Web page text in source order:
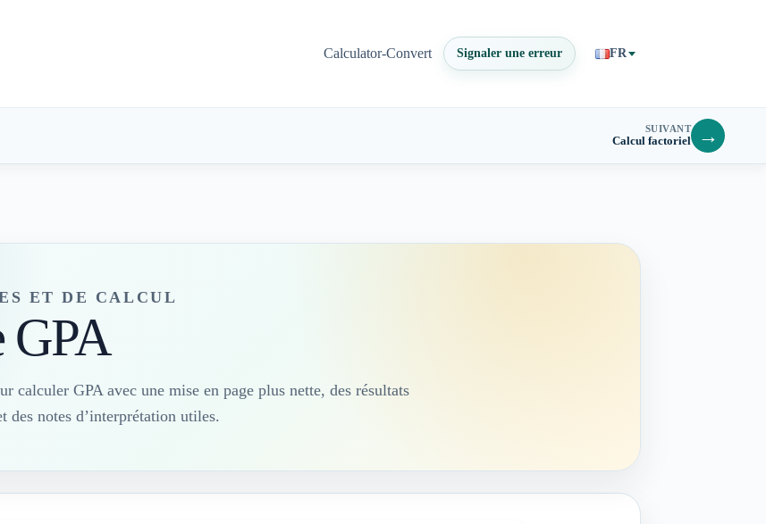
Calculator-Convert Signaler une erreur FR
SUIVANT
Calcul factoriel →
ET DE CALCUL
GPA
calculer GPA avec une mise en page plus nette, des résultats
des notes d’interprétation utiles.